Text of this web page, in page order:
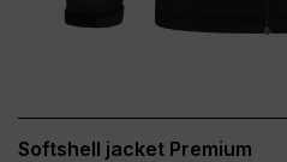
Softshell jacket Premium